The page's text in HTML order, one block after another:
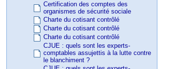
Certification des comptes des
organismes de sécurité sociale
Charte du cotisant contrôlé
Charte du cotisant contrôlé
Charte du cotisant contrôlé
CJUE : quels sont les experts-
comptables assujettis à la lutte contre
le blanchiment ?